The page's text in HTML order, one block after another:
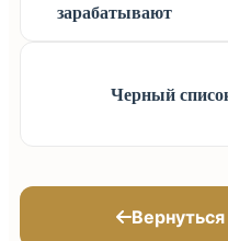
зарабатывают
Черный